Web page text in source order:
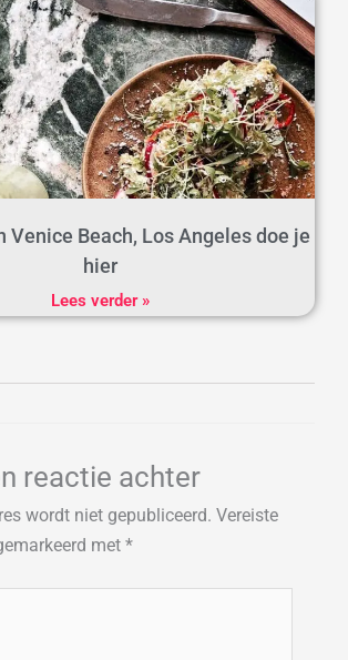
Venice Beach, Los Angeles doe je
hier
Lees verder »
reactie achter
wordt niet gepubliceerd. Vereiste
met *